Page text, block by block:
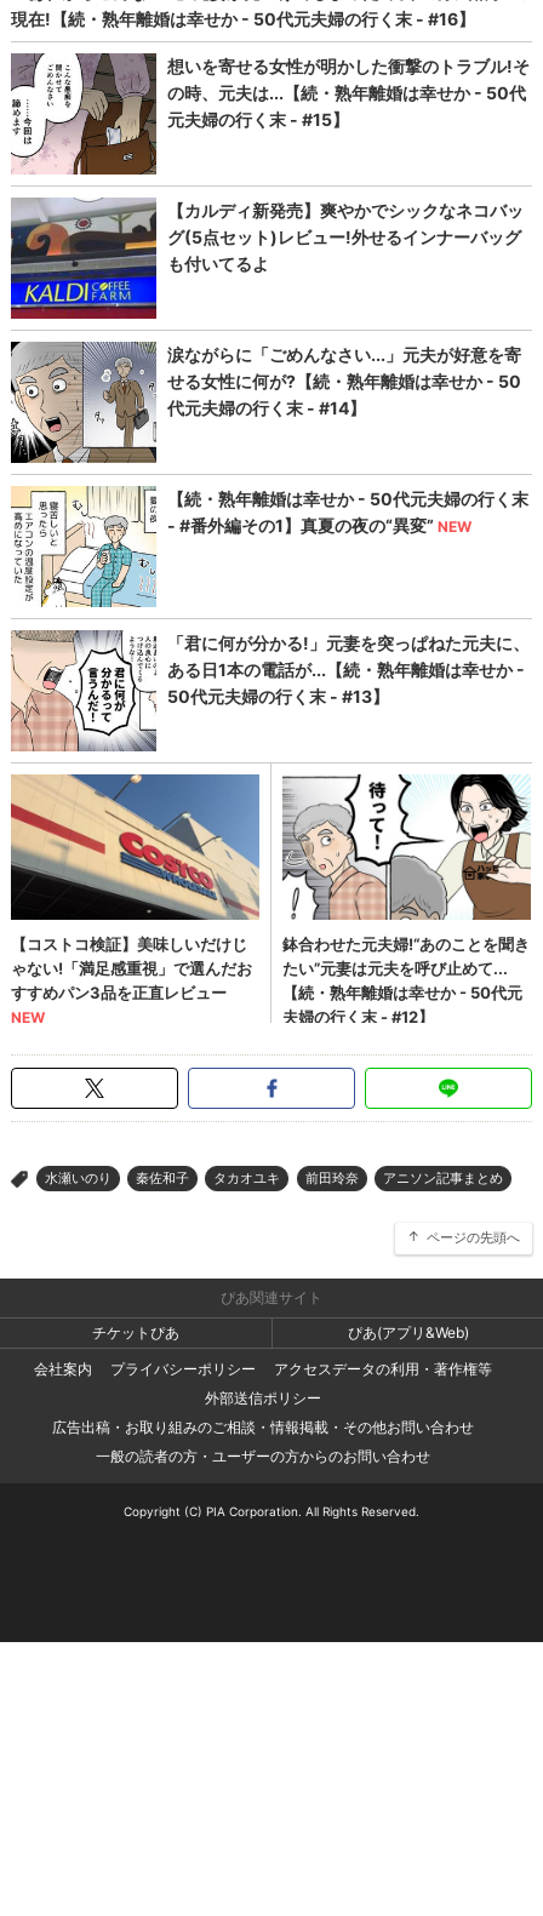
> 水瀬いのり 秦佐和子 タカオユキ 前田玲奈 アニソン記事まとめ
ページの先頭へ
ぴあ関連サイト
チケットぴあ
ぴあ(アプリ&Web)
会社案内
プライバシーポリシー
アクセスデータの利用・著作権等
外部送信ポリシー
広告出稿・お取り組みのご相談・情報掲載・その他お問い合わせ
一般の読者の方・ユーザーの方からのお問い合わせ
Copyright (C) PIA Corporation. All Rights Reserved.